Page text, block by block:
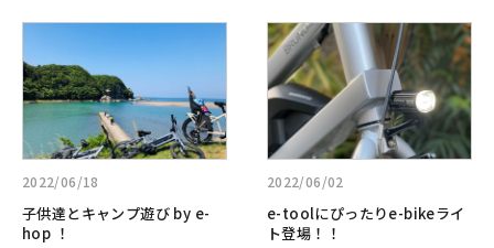
に
e-
tool
フ
ン
ダ
ー
登
場!!
転
車
何
が
違
う
の？？
連
載
Vol.1
2022/06/18
子供達とキャンプ遊び by e-
hop ！
し
く
見
る:
子
供
達
と
2022/06/02
e-toolにぴったりe-bikeライ
ト登場！！
詳
し
く
見
る:e-
tool
に
っ